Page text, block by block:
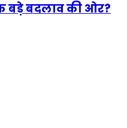
बड़े बदलाव की ओर?